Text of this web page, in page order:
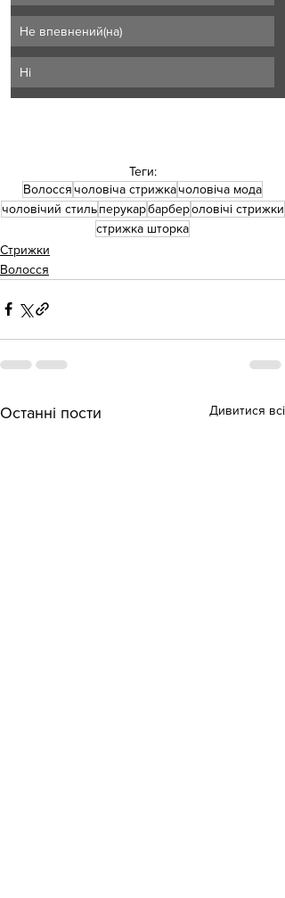
Не впевнений(на)
Ні
Теги:
Волосся чоловіча стрижкачоловіча мода
чоловічий стиль перукарбарбероловічі стрижки
стрижка шторка
Стрижки
Волосся
Останні пости Дивитися всі